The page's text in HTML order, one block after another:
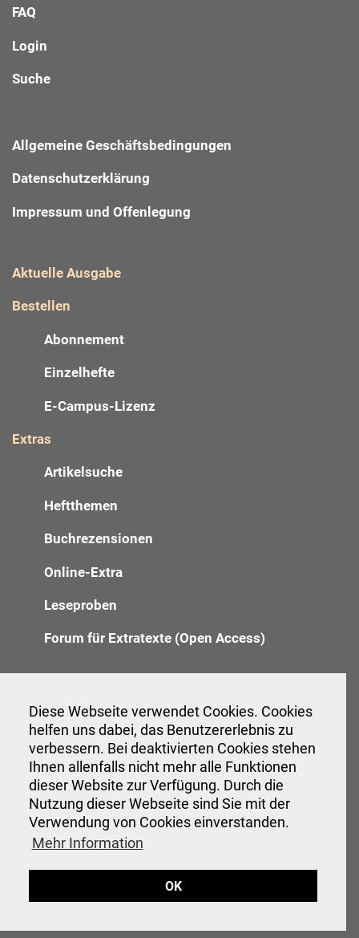
Diese Webseite verwendet Cookies. Cookies
helfen uns dabei, das Benutzererlebnis zu
verbessern. Bei deaktivierten Cookies stehen
Ihnen allenfalls nicht mehr alle Funktionen
dieser Website zur Verfügung. Durch die
Nutzung dieser Webseite sind Sie mit der
Verwendung von Cookies einverstanden.
Mehr Information
OK
FAQ
Login
Suche
Allgemeine Geschäftsbedingungen
Datenschutzerklärung
Impressum und Offenlegung
Aktuelle Ausgabe
Bestellen
Abonnement
Einzelhefte
E-Campus-Lizenz
Extras
Artikelsuche
Heftthemen
Buchrezensionen
Online-Extra
Leseproben
Forum für Extratexte (Open Access)
Anzeigenannahme
Verwaltung
Veranstaltungen
Hinweise für Autor:innen